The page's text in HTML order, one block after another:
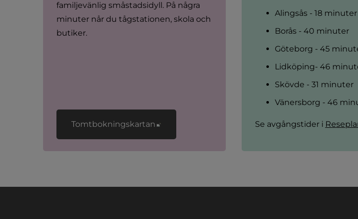
familjevänlig småstadsidyll. På några
minuter når du tågstationen, skola och
butiker.
Tomtbokningskartan Länk till annan webbplats.
Alingsås - 18 minuter
Borås - 40 minuter
Göteborg - 45
Lidköping- 46
Skövde - 31 minuter
Vänersborg - 46
Se avgångstider i